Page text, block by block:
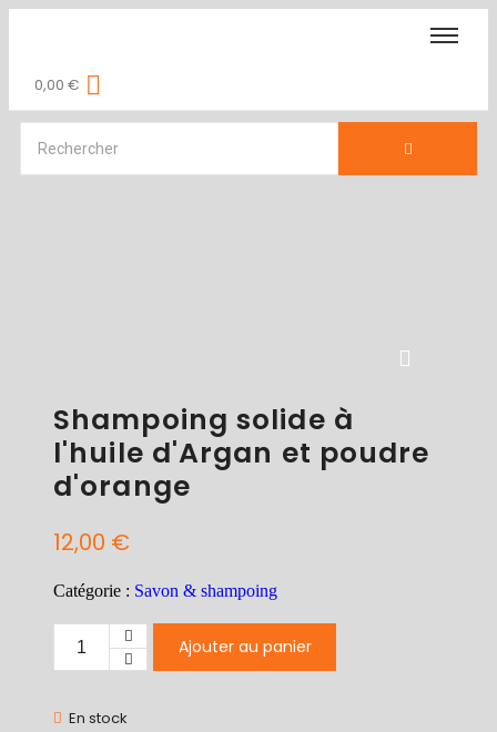
0,00 €
Shampoing solide à
l'huile d'Argan et poudre
d'orange
12,00 €
Catégorie : Savon & shampoing
Ajouter au panier
En stock